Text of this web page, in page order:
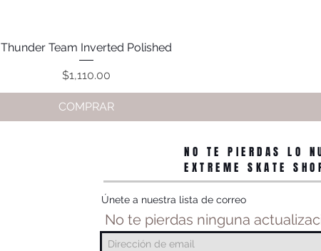
Vista rápida
Thunder Team Inverted Polished
Precio
$1,110.00
COMPRAR
NO TE PIERDAS LO
EXTREME SKATE
Únete a nuestra lista de correo
No te pierdas ninguna